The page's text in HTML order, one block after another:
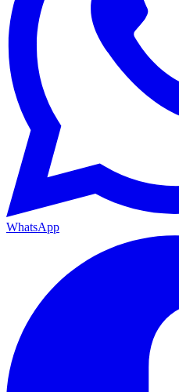
WhatsApp